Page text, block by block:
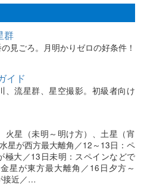
群
見ごろ。月明かりゼロの好条件！
イド
、流星群、星空撮影。初級者向け
火星（未明～明け方）、土星（宵
星が西方最大離角／12～13日：ペ
極大／13日未明：スペインなどで
星が東方最大離角／16日夕方～
接近／…